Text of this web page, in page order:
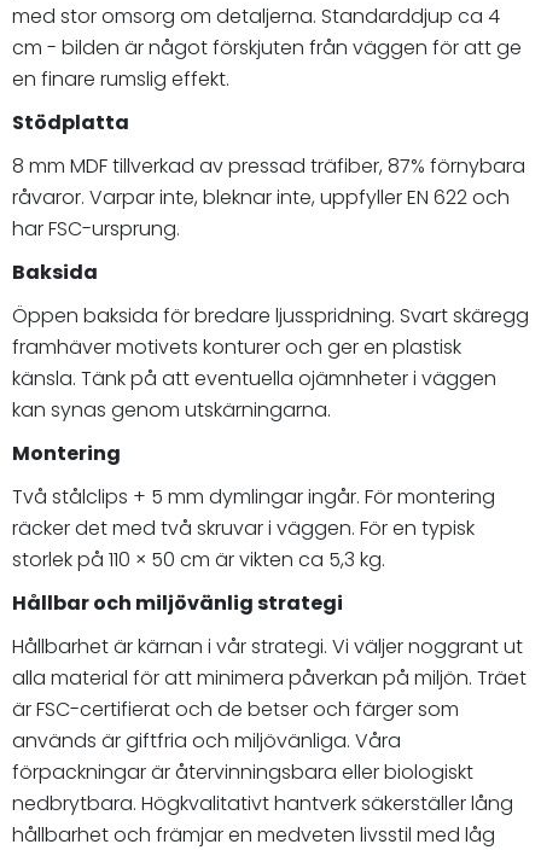
med stor omsorg om detaljerna. Standarddjup ca 4
cm - bilden är något förskjuten från väggen för att ge
en finare rumslig effekt.
Stödplatta
8 mm MDF tillverkad av pressad träfiber, 87% förnybara
råvaror. Varpar inte, bleknar inte, uppfyller EN 622 och
har FSC-ursprung.
Baksida
Öppen baksida för bredare ljusspridning. Svart skäregg
framhäver motivets konturer och ger en plastisk
känsla. Tänk på att eventuella ojämnheter i väggen
kan synas genom utskärningarna.
Montering
Två stålclips + 5 mm dymlingar ingår. För montering
räcker det med två skruvar i väggen. För en typisk
storlek på 110 × 50 cm är vikten ca 5,3 kg.
Hållbar och miljövänlig strategi
Hållbarhet är kärnan i vår strategi. Vi väljer noggrant ut
alla material för att minimera påverkan på miljön. Träet
är FSC-certifierat och de betser och färger som
används är giftfria och miljövänliga. Våra
förpackningar är återvinningsbara eller biologiskt
nedbrytbara. Högkvalitativt hantverk säkerställer lång
hållbarhet och främjar en medveten livsstil med låg